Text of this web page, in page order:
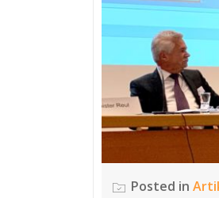
Posted in